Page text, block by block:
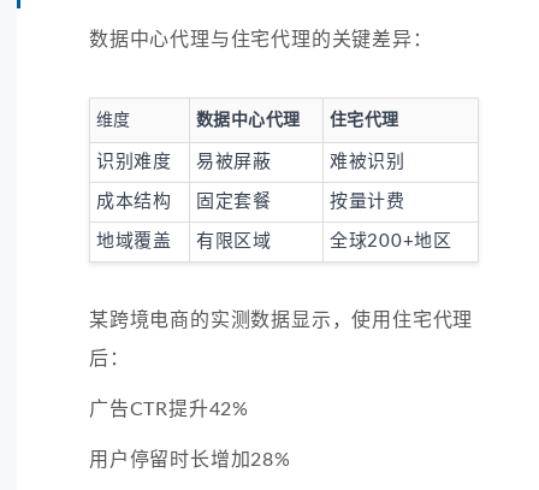
数据中心代理与住宅代理的关键差异：
维度 数据中心代理 住宅代理
识别难度 易被屏蔽 难被识别
成本结构 固定套餐 按量计费
地域覆盖 有限区域 全球200+地区
某跨境电商的实测数据显示，使用住宅代理
后：
广告CTR提升42%
用户停留时长增加28%